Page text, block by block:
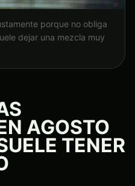
porque no obliga
dejar una mezcla muy
AGOSTO
TENER